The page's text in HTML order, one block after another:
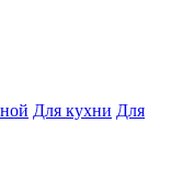
Для кухни Для